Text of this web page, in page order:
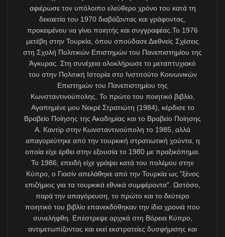
Öte yandan, Türkiye dahil AB içinde kimsenin Türkçeyi
federal bir siyasi çözümden önce resmî AB dili yapmak
istemediğini gayet iyi bilen Kıbrıslırum makamları,
2016’da Cumhurbaşkanı Nikos Anastasiadis’in yaptığı